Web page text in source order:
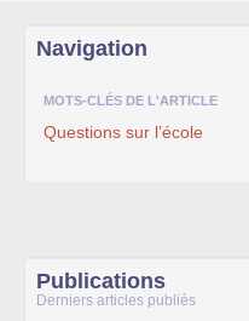
Navigation
MOTS-CLÉS DE L'ARTICLE
Questions sur l’école
Publications
Derniers articles publiés